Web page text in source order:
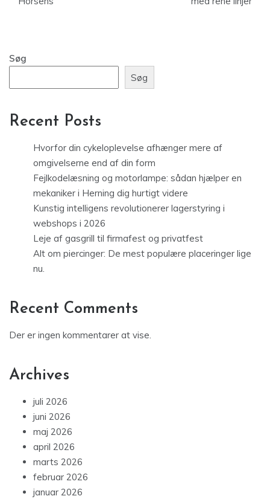
Søg
Søg
Recent Posts
Hvorfor din cykeloplevelse afhænger mere af
omgivelserne end af din form
Fejlkodelæsning og motorlampe: sådan hjælper en
mekaniker i Herning dig hurtigt videre
Kunstig intelligens revolutionerer lagerstyring i
webshops i 2026
Leje af gasgrill til firmafest og privatfest
Alt om piercinger: De mest populære placeringer lige
nu.
Recent Comments
Der er ingen kommentarer at vise.
Archives
juli 2026
juni 2026
maj 2026
april 2026
marts 2026
februar 2026
januar 2026